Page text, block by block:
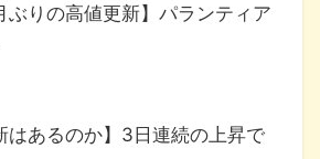
ぶりの高値更新】パランティア
はあるのか】3日連続の上昇で